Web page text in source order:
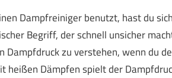
Dampfreiniger benutzt, hast du
Begriff, der schnell unsicher
Dampfdruck zu verstehen, wenn du
heißen Dämpfen spielt der